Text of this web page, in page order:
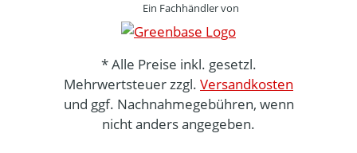
Ein Fachhändler von
* Alle Preise inkl. gesetzl.
Mehrwertsteuer zzgl. Versandkosten
und ggf. Nachnahmegebühren, wenn
nicht anders angegeben.